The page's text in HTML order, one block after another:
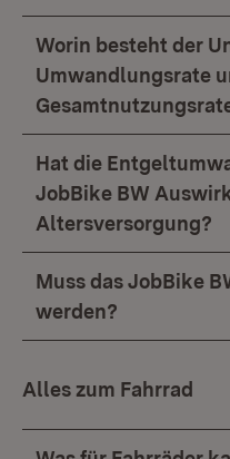
Worin besteht der
Umwandlungsrate
Hat die
JobBike BW
Altersversorgung?
Muss das JobBike
werden?
Alles zum Fahrrad